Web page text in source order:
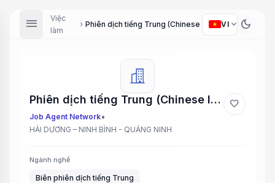
menu
Việc
làm
chevron_right Phiên dịch tiếng Trung (Chinese Interpreter)
VI expand_more dark_mode
Phiên dịch tiếng Trung (Chinese Interpreter)
Job Agent Network•
HẢI DƯƠNG – NINH BÌNH - QUẢNG NINH
favorite
Ngành nghề
Biên phiên dịch tiếng Trung